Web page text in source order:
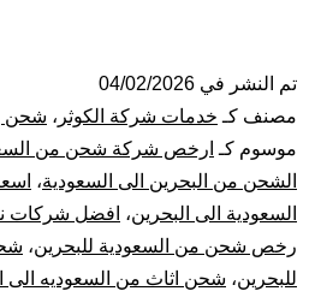
تم النشر في 04/02/2026
مصنف كـ خدمات شركة الكوثر ، شحن
موسوم كـ ارخص شركة شحن من
الشحن من البحرين الى السعودية،
السعودية الى البحرين، افضل شركات
رخص شحن من السعودية للبحرين،
للبحرين، شحن اثاث من السعوديه الى